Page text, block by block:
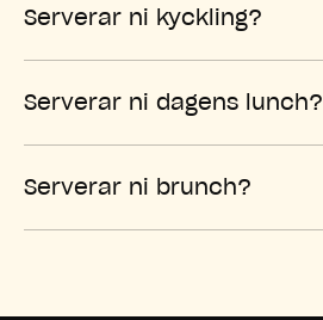
Serverar ni kyckling?
Serverar ni dagens lunch?
Serverar ni brunch?